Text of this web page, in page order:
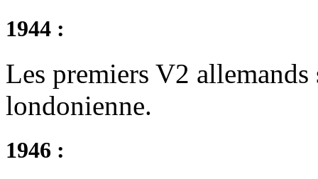
1944 :
Les premiers V2 allemands
londonienne.
1946 :